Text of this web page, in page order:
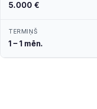
5.000 €
TERMIŅŠ
1 – 1 mēn.